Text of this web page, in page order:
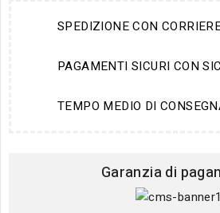
SPEDIZIONE CON
PAGAMENTI SICURI CON
TEMPO MEDIO DI
Garanzia di